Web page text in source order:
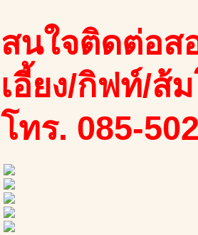
สนใจติดต่อส
เอี้ยง/กิฟท์/ส้
โทร. 085-